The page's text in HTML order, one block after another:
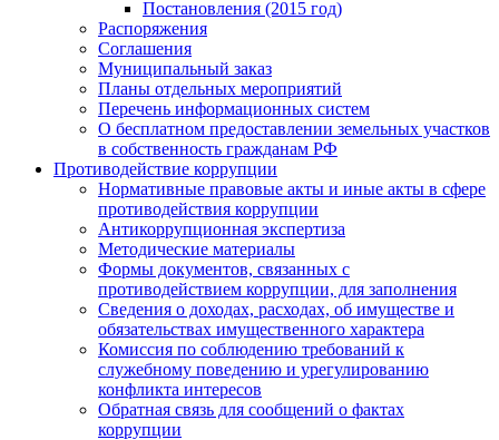
Постановления (2015 год)
Распоряжения
Соглашения
Муниципальный заказ
Планы отдельных мероприятий
Перечень информационных систем
О бесплатном предоставлении земельных участков
в собственность гражданам РФ
Противодействие коррупции
Нормативные правовые акты и иные акты в сфере
противодействия коррупции
Антикоррупционная экспертиза
Методические материалы
Формы документов, связанных с
противодействием коррупции, для заполнения
Сведения о доходах, расходах, об имуществе и
обязательствах имущественного характера
Комиссия по соблюдению требований к
служебному поведению и урегулированию
конфликта интересов
Обратная связь для сообщений о фактах
коррупции